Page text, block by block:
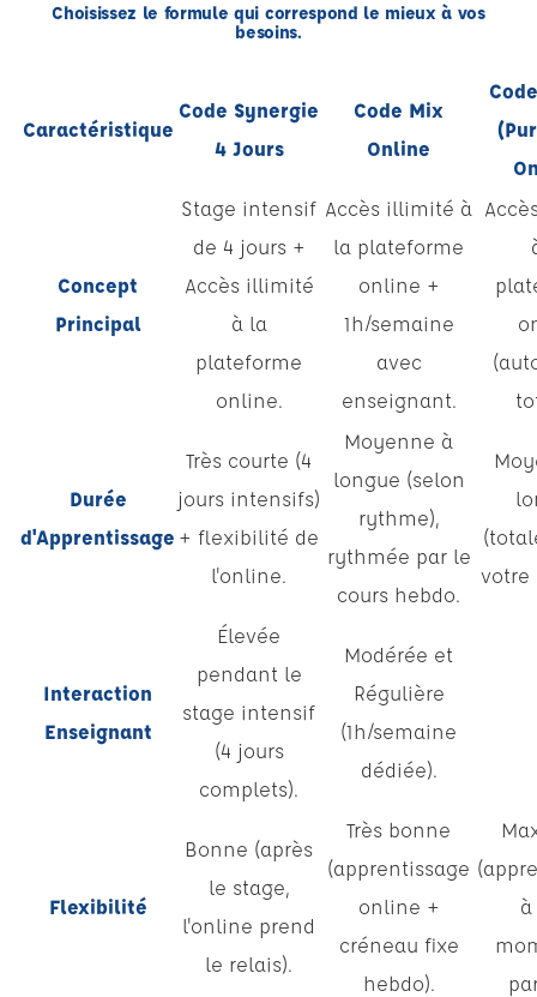
Choisissez le formule qui correspond le mieux à vos
besoins.
Caractéristique
Code Synergie
4 Jours
Code Mix
Online
Concept
Principal
Stage intensif
de 4 jours +
Accès illimité
à la
plateforme
online.
Accès illimité à
la plateforme
online +
1h/semaine
avec
enseignant.
Durée
d'Apprentissage
Très courte (4
jours intensifs)
+ flexibilité de
l'online.
Moyenne à
longue (selon
rythme),
rythmée par le
cours hebdo.
votre
Interaction
Enseignant
Élevée
pendant le
stage intensif
(4 jours
complets).
Modérée et
Régulière
(1h/semaine
dédiée).
Flexibilité
Bonne (après
le stage,
l'online prend
le relais).
Très bonne
(apprentissage
online +
créneau fixe
hebdo).